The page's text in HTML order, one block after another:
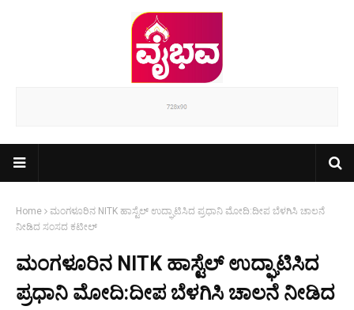
Home
ಮಂಗಳೂರಿನ NITK ಹಾಸ್ಟೆಲ್ ಉದ್ಘಾಟಿಸಿದ ಪ್ರಧಾನಿ ಮೋದಿ:ದೀಪ ಬೆಳಗಿಸಿ ಚಾಲನೆ
ನೀಡಿದ ಸಂಸದ ಕಟೀಲ್
ಮಂಗಳೂರಿನ NITK ಹಾಸ್ಟೆಲ್ ಉದ್ಘಾಟಿಸಿದ
ಪ್ರಧಾನಿ ಮೋದಿ:ದೀಪ ಬೆಳಗಿಸಿ ಚಾಲನೆ ನೀಡಿದ